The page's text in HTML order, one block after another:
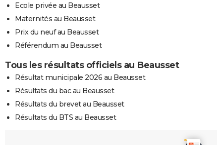
Ecole privée au Beausset
Maternités au Beausset
Prix du neuf au Beausset
Référendum au Beausset
Tous les résultats officiels au Beausset
Résultat municipale 2026 au Beausset
Résultats du bac au Beausset
Résultats du brevet au Beausset
Résultats du BTS au Beausset